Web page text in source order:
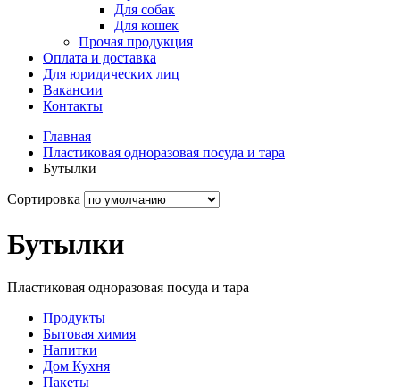
Для собак
Для кошек
Прочая продукция
Оплата и доставка
Для юридических лиц
Вакансии
Контакты
Главная
Пластиковая одноразовая посуда и тара
Бутылки
Сортировка
Бутылки
Пластиковая одноразовая посуда и тара
Продукты
Бытовая химия
Напитки
Дом Кухня
Пакеты